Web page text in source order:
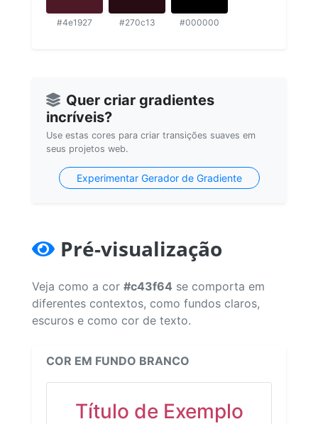
#4e1927 #270c13 #000000
Quer criar gradientes
incríveis?
Use estas cores para criar transições suaves em
seus projetos web.
Experimentar Gerador de Gradiente
Pré-visualização
Veja como a cor #c43f64 se comporta em
diferentes contextos, como fundos claros,
escuros e como cor de texto.
COR EM FUNDO BRANCO
Título de Exemplo